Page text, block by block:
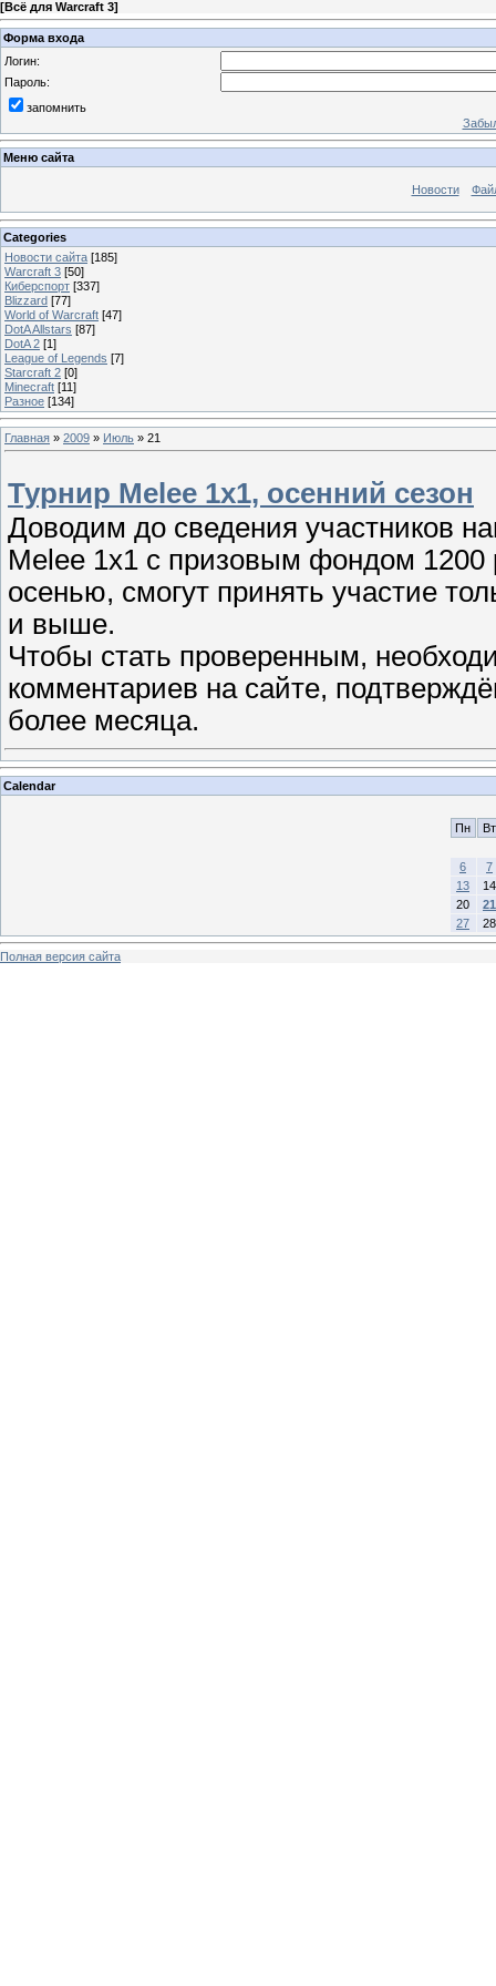
[Всё для Warcraft 3]
Форма входа
Логин:
Пароль:
запомнить
Меню сайта
Новости
Categories
Новости сайта [185]
Warcraft 3 [50]
Киберспорт [337]
Blizzard [77]
World of Warcraft [47]
DotA Allstars [87]
DotA 2 [1]
League of Legends [7]
Starcraft 2 [0]
Minecraft [11]
Разное [134]
Главная » 2009 » Июль » 21
Турнир Melee 1x1, осенний сезон
Доводим до сведения участников
Melee 1x1 с призовым фондом 1200
осенью, смогут принять участие
и выше.
Чтобы стать проверенным,
комментариев на сайте,
более месяца.
Calendar
Пн Вт
6
7
13
14
20
21
27
28
Полная версия сайта